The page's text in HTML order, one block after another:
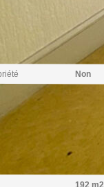
Non
192 m2